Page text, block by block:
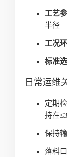
工艺参
半径
工况环
标准选
日常运维
定期
持在
保持
落料口